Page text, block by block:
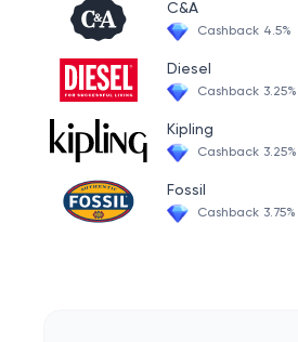
C&A
Cashback 4.5%
Diesel
Cashback 3.25%
Kipling
Cashback 3.25%
Fossil
Cashback 3.75%